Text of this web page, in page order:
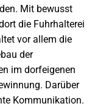
Mit bewusst
die Fuhrhalterei
vor allem die
der
im dorfeigenen
Darüber
Kommunikation.